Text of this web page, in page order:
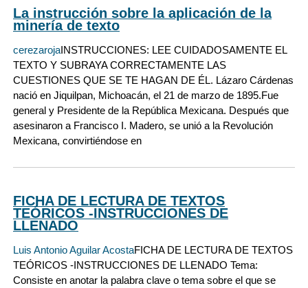
La instrucción sobre la aplicación de la
minería de texto
cerezarojaINSTRUCCIONES: LEE CUIDADOSAMENTE EL
TEXTO Y SUBRAYA CORRECTAMENTE LAS
CUESTIONES QUE SE TE HAGAN DE ÉL. Lázaro Cárdenas
nació en Jiquilpan, Michoacán, el 21 de marzo de 1895.Fue
general y Presidente de la República Mexicana. Después que
asesinaron a Francisco I. Madero, se unió a la Revolución
Mexicana, convirtiéndose en
FICHA DE LECTURA DE TEXTOS
TEÓRICOS -INSTRUCCIONES DE
LLENADO
Luis Antonio Aguilar AcostaFICHA DE LECTURA DE TEXTOS
TEÓRICOS -INSTRUCCIONES DE LLENADO Tema:
Consiste en anotar la palabra clave o tema sobre el que se